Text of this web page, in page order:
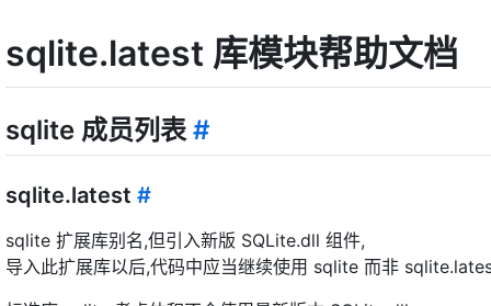
sqlite.latest 库模块帮助文档
sqlite 成员列表 #
sqlite.latest #
sqlite 扩展库别名,但引入新版 SQLite.dll 组件,
导入此扩展库以后,代码中应当继续使用 sqlite 而非